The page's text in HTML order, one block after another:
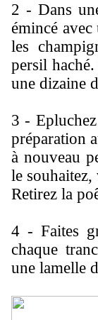
2 - Dans
émincé
les
persil
une dizaine
3 -
préparation
à nouveau
le souhaitez,
Retirez la
4 - Faites
chaque
une lamelle